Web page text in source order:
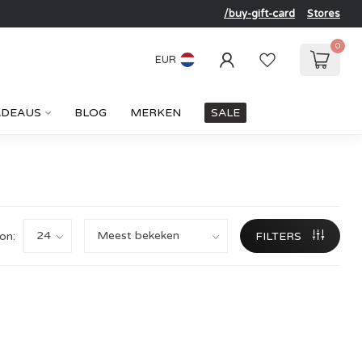
/buy-gift-card Stores
EUR
0
BLOG MERKEN SALE
FILTERS